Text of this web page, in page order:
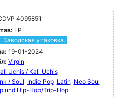
4095851
LP
Заводская упаковка.
19-01-2024
Virgin
Uchis / Kali Uchis
/ Soul Indie Pop Latin Neo Soul
und Hip-Hop/Trip-Hop